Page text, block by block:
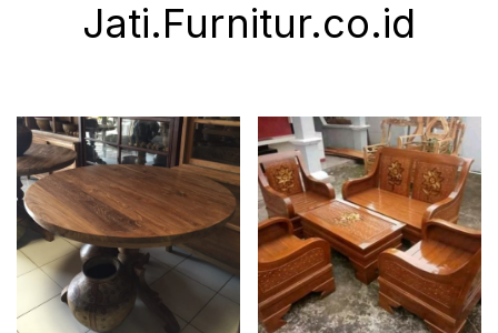
Jati.Furnitur.co.id